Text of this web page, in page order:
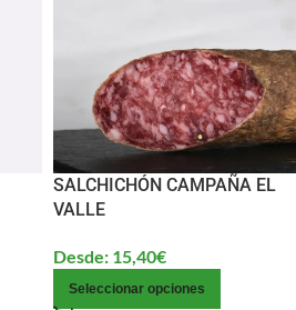
SALCHICHÓN CAMPAÑA EL
VALLE
Desde: 15,40€
Seleccionar opciones